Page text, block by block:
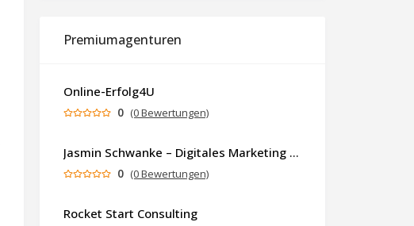
Premiumagenturen
Online-Erfolg4U
0 (0 Bewertungen)
Jasmin Schwanke – Digitales Marketing & KI-gestützte Contenterstellung
0 (0 Bewertungen)
Rocket Start Consulting